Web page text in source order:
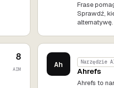
Frase
Sprawdź,
alternatywę.
8
AIM
Ah Narzędzie
Ahrefs
Ahrefs to